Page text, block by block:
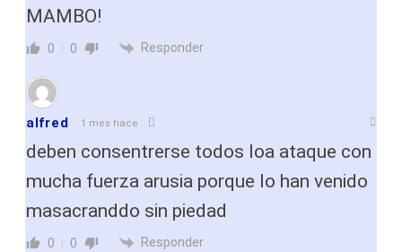
MAMBO!
0 0 Responder
alfred 1 mes hace
deben consentrerse todos loa ataque con
mucha fuerza arusia porque lo han venido
masacranddo sin piedad
0 0 Responder